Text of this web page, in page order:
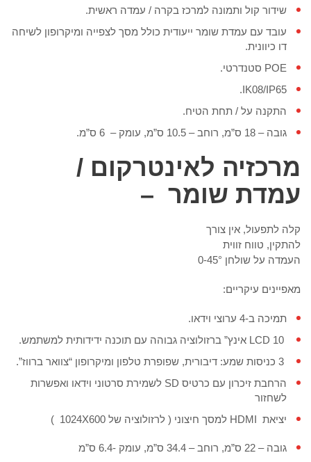
שידור קול ותמונה למרכז בקרה / עמדה ראשית.
עובד עם עמדת שומר ייעודית כולל מסך לצפייה ומיקרופון לשיחה
דו כיוונית.
POE סטנדרטי.
IK08/IP65.
התקנה על / תחת הטיח.
גובה – 18 ס”מ, רוחב – 10.5 ס”מ, עומק – 6 ס”מ.
מרכזיה לאינטרקום /
עמדת שומר –
קלה לתפעול, אין צורך
להתקין, טווח זווית
העמדה על שולחן 0-45°
מאפיינים עיקריים:
תמיכה ב-4 ערוצי וידאו.
הרחבת זיכרון עם כרטיס SD לשמירת סרטוני וידאו ואפשרות
לשחזור
יציאת HDMI למסך חיצוני ( לרזולוציה של 1024X600 )
גובה – 22 ס”מ, רוחב – 34.4 ס”מ, עומק -6.4 ס”מ